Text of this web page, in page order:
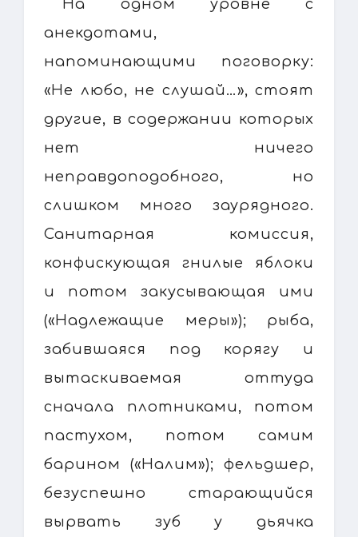
На одном уровне с
анекдотами,
напоминающими поговорку:
«Не любо, не слушай…», стоят
другие, в содержании которых
нет ничего
неправдоподобного, но
слишком много заурядного.
Санитарная комиссия,
конфискующая гнилые яблоки
и потом закусывающая ими
(«Надлежащие меры»); рыба,
забившаяся под корягу и
вытаскиваемая оттуда
сначала плотниками, потом
пастухом, потом самим
барином («Налим»); фельдшер,
безуспешно старающийся
вырвать зуб у дьячка